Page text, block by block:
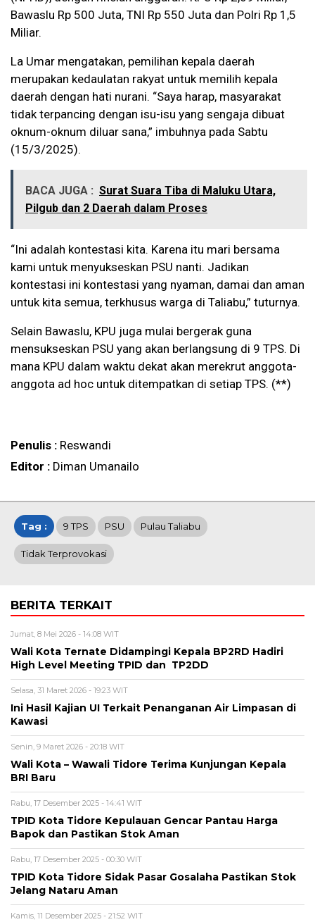
Bawaslu Rp 500 Juta, TNI Rp 550 Juta dan Polri Rp 1,5
Miliar.
La Umar mengatakan, pemilihan kepala daerah
merupakan kedaulatan rakyat untuk memilih kepala
daerah dengan hati nurani. “Saya harap, masyarakat
tidak terpancing dengan isu-isu yang sengaja dibuat
oknum-oknum diluar sana,” imbuhnya pada Sabtu
(15/3/2025).
BACA JUGA : Surat Suara Tiba di Maluku Utara,
Pilgub dan 2 Daerah dalam Proses
“Ini adalah kontestasi kita. Karena itu mari bersama
kami untuk menyukseskan PSU nanti. Jadikan
kontestasi ini kontestasi yang nyaman, damai dan aman
untuk kita semua, terkhusus warga di Taliabu,” tuturnya.
Selain Bawaslu, KPU juga mulai bergerak guna
mensukseskan PSU yang akan berlangsung di 9 TPS. Di
mana KPU dalam waktu dekat akan merekrut anggota-
anggota ad hoc untuk ditempatkan di setiap TPS. (**)
Penulis : Reswandi
Editor : Diman Umanailo
Tag : 9 TPS PSU Pulau Taliabu
Tidak Terprovokasi
BERITA TERKAIT
Jumat, 8 Mei 2026 - 14:08 WIT
Wali Kota Ternate Didampingi Kepala BP2RD Hadiri
High Level Meeting TPID dan TP2DD
Selasa, 31 Maret 2026 - 19:23 WIT
Ini Hasil Kajian UI Terkait Penanganan Air Limpasan di
Kawasi
Senin, 9 Maret 2026 - 20:18 WIT
Wali Kota – Wawali Tidore Terima Kunjungan Kepala
BRI Baru
Rabu, 17 Desember 2025 - 14:41 WIT
TPID Kota Tidore Kepulauan Gencar Pantau Harga
Bapok dan Pastikan Stok Aman
Rabu, 17 Desember 2025 - 00:30 WIT
TPID Kota Tidore Sidak Pasar Gosalaha Pastikan Stok
Jelang Nataru Aman
Kamis, 11 Desember 2025 - 21:52 WIT